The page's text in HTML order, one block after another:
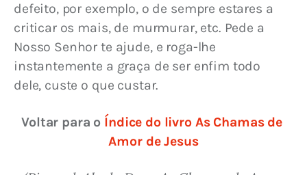
defeito, por exemplo, o de sempre estares a
criticar os mais, de murmurar, etc. Pede a
Nosso Senhor te ajude, e roga-lhe
instantemente a graça de ser enfim todo
dele, custe o que custar.
Voltar para o Índice do livro As Chamas de
Amor de Jesus